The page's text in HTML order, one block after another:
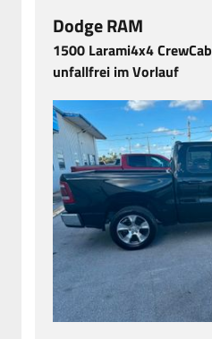
Dodge RAM
1500 Larami4x4 CrewCab
unfallfrei im Vorlauf